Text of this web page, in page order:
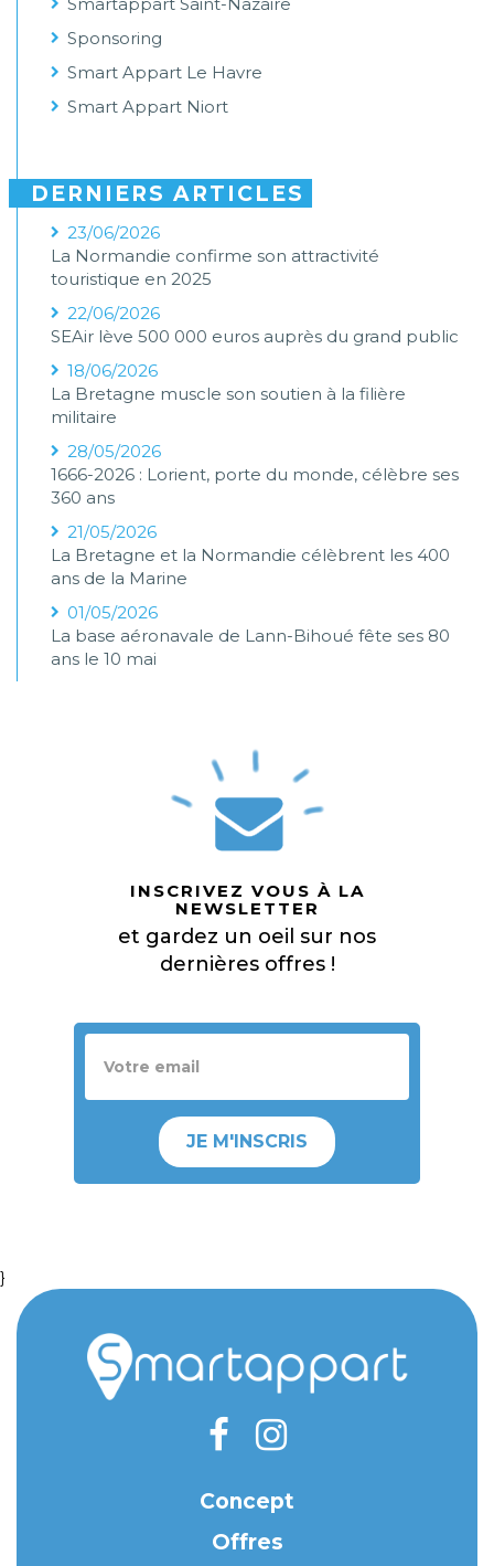
Sponsoring
Smart Appart Le Havre
Smart Appart Niort
DERNIERS ARTICLES
23/06/2026
La Normandie confirme son attractivité
touristique en 2025
22/06/2026
SEAir lève 500 000 euros auprès du grand public
18/06/2026
La Bretagne muscle son soutien à la filière
militaire
28/05/2026
1666-2026 : Lorient, porte du monde, célèbre ses
360 ans
21/05/2026
La Bretagne et la Normandie célèbrent les 400
ans de la Marine
01/05/2026
La base aéronavale de Lann-Bihoué fête ses 80
ans le 10 mai
INSCRIVEZ VOUS À LA
NEWSLETTER
et gardez un oeil sur nos
dernières offres !
JE M'INSCRIS
}
Concept
Offres